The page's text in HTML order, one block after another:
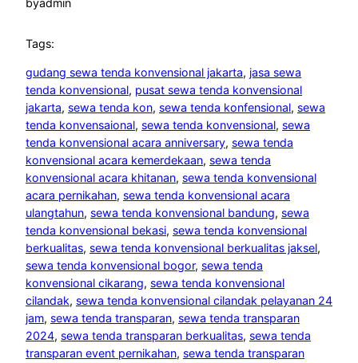
byadmin
Tags:
gudang sewa tenda konvensional jakarta, jasa sewa
tenda konvensional, pusat sewa tenda konvensional
jakarta, sewa tenda kon, sewa tenda konfensional, sewa
tenda konvensaional, sewa tenda konvensional, sewa
tenda konvensional acara anniversary, sewa tenda
konvensional acara kemerdekaan, sewa tenda
konvensional acara khitanan, sewa tenda konvensional
acara pernikahan, sewa tenda konvensional acara
ulangtahun, sewa tenda konvensional bandung, sewa
tenda konvensional bekasi, sewa tenda konvensional
berkualitas, sewa tenda konvensional berkualitas jaksel
sewa tenda konvensional bogor, sewa tenda
konvensional cikarang, sewa tenda konvensional
cilandak, sewa tenda konvensional cilandak pelayanan 24
jam, sewa tenda transparan, sewa tenda transparan
2024, sewa tenda transparan berkualitas, sewa tenda
transparan event pernikahan, sewa tenda transparan